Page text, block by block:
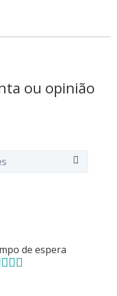
ou opinião
de espera